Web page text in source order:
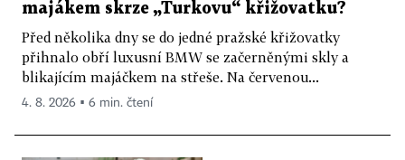
majákem skrze „Turkovu“ křižovatku?
Před několika dny se do jedné pražské křižovatky
přihnalo obří luxusní BMW se začerněnými skly a
blikajícím majáčkem na střeše. Na červenou...
4. 8. 2026 ▪ 6 min. čtení